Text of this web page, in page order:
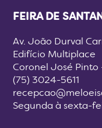
FEIRA DE
Av. João Durval
Edifício Multiplace
Coronel José Pinto
(75) 3024-5611
Segunda à sexta-